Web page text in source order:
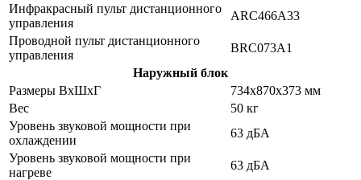
Инфракрасный пульт дистанционного
управления
ARC466A33
Проводной пульт дистанционного
управления
BRC073A1
Наружный блок
Размеры ВхШхГ
734x870x373 мм
Вес
50 кг
Уровень звуковой мощности при
охлаждении
63 дБA
Уровень звуковой мощности при
нагреве
63 дБA